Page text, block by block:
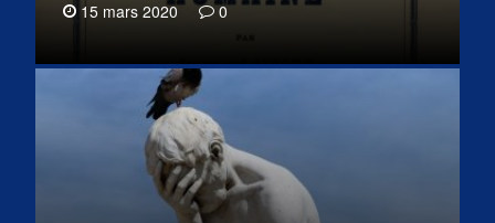
15 mars 2020 0